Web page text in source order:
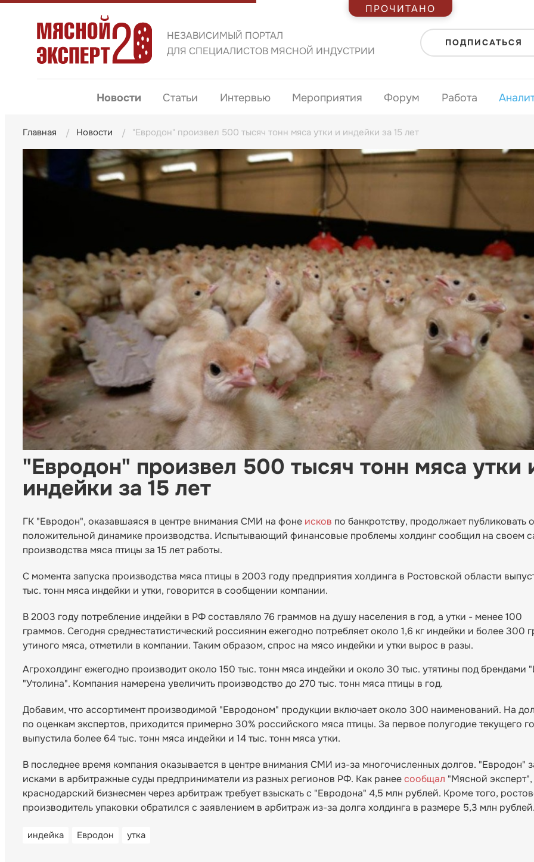
НЕЗАВИСИМЫЙ ПОРТАЛ
ДЛЯ СПЕЦИАЛИСТОВ МЯСНОЙ ИНДУСТРИИ
ПОДПИСАТЬСЯ
Новости Статьи Интервью Мероприятия Форум Работа
Главная Новости "Евродон" произвел 500 тысяч тонн мяса утки и индейки за 15 лет
"Евродон" произвел 500 тысяч тонн мяса утки
индейки за 15 лет
ГК "Евродон", оказавшаяся в центре внимания СМИ на фоне исков по банкротству, продолжает публиковать
положительной динамике производства. Испытывающий финансовые проблемы холдинг сообщил на своем
производства мяса птицы за 15 лет работы.
С момента запуска производства мяса птицы в 2003 году предприятия холдинга в Ростовской области
тыс. тонн мяса индейки и утки, говорится в сообщении компании.
В 2003 году потребление индейки в РФ составляло 76 граммов на душу населения в год, а утки - менее 100
граммов. Сегодня среднестатистический россиянин ежегодно потребляет около 1,6 кг индейки и более 300
утиного мяса, отметили в компании. Таким образом, спрос на мясо индейки и утки вырос в разы.
Агрохолдинг ежегодно производит около 150 тыс. тонн мяса индейки и около 30 тыс. утятины под брендами
"Утолина". Компания намерена увеличить производство до 270 тыс. тонн мяса птицы в год.
Добавим, что ассортимент производимой "Евродоном" продукции включает около 300 наименований. На
по оценкам экспертов, приходится примерно 30% российского мяса птицы. За первое полугодие текущего
выпустила более 64 тыс. тонн мяса индейки и 14 тыс. тонн мяса утки.
В последнее время компания оказывается в центре внимания СМИ из-за многочисленных долгов. "Евродон"
исками в арбитражные суды предприниматели из разных регионов РФ. Как ранеесообщал "Мясной эксперт",
краснодарский бизнесмен через арбитраж требует взыскать с "Евродона" 4,5 млн рублей. Кроме того,
производитель упаковки обратился с заявлением в арбитраж из-за долга холдинга в размере 5,3 млн рублей.
индейка Евродон утка
ПРОЧИТАНО